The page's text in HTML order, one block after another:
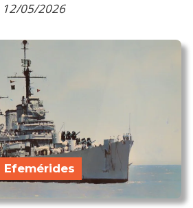
12/05/2026
Efemérides